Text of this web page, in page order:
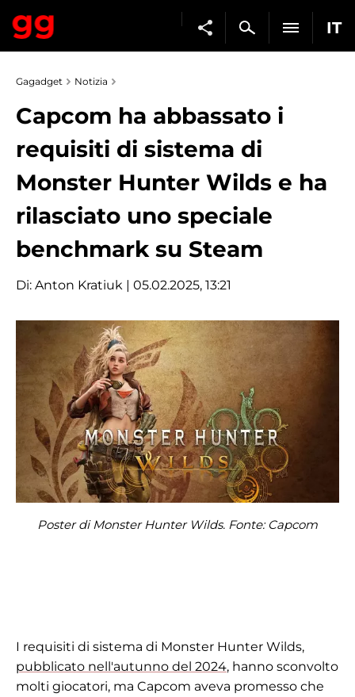
IT
Gagadget Notizia
Capcom ha abbassato i
requisiti di sistema di
Monster Hunter Wilds e ha
rilasciato uno speciale
benchmark su Steam
Di: Anton Kratiuk | 05.02.2025, 13:21
Poster di Monster Hunter Wilds. Fonte: Capcom
I requisiti di sistema di Monster Hunter Wilds,
pubblicato nell'autunno del 2024, hanno sconvolto
molti giocatori, ma Capcom aveva promesso che